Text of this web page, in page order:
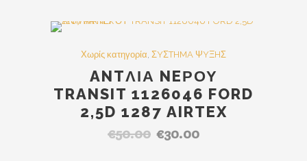
was:
τιμή
SALE
Χωρίς κατηγορία, ΣYΣTHMA ΨYΞHΣ
ANTΛΙΑ NEΡΟΥ
TRANSIT 1126046 FORD
2,5D 1287 AIRTEX
€50.00 Original
€30.00Η